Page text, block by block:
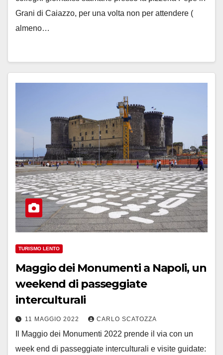
Grani di Caiazzo, per una volta non per attendere (
almeno…
TURISMO LENTO
Maggio dei Monumenti a Napoli, un
weekend di passeggiate
interculturali
11 MAGGIO 2022 CARLO SCATOZZA
Il Maggio dei Monumenti 2022 prende il via con un
week end di passeggiate interculturali e visite guidate: